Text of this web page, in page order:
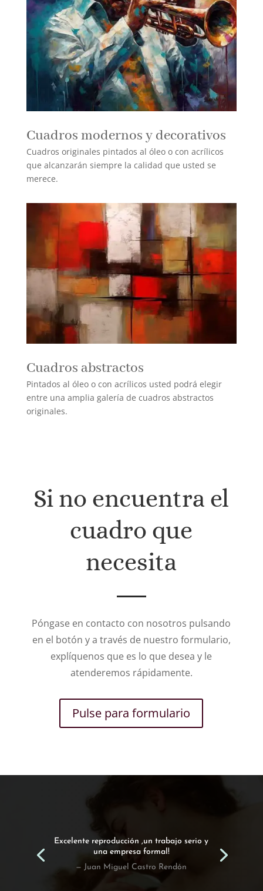
Cuadros modernos y decorativos
Cuadros originales pintados al óleo o con acrílicos
que alcanzarán siempre la calidad que usted se
merece.
Cuadros abstractos
Pintados al óleo o con acrílicos usted podrá elegir
entre una amplia galería de cuadros abstractos
originales.
Si no encuentra el
cuadro que
necesita
Póngase en contacto con nosotros pulsando
en el botón y a través de nuestro formulario,
explíquenos que es lo que desea y le
atenderemos rápidamente.
Pulse para formulario
Excelente reproducción ,un trabajo serio y
una empresa formal!
— Juan Miguel Castro Rendón